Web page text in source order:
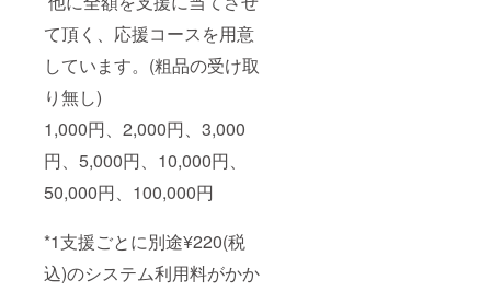
て頂く、応援コースを用意
しています。(粗品の受け取
り無し)
1,000円、2,000円、3,000
円、5,000円、10,000円、
50,000円、100,000円
*1支援ごとに別途¥220(税
込)のシステム利用料がかか